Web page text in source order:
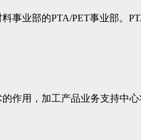
事业部的PTA/PET事业部。
作用，加工产品业务支持中心